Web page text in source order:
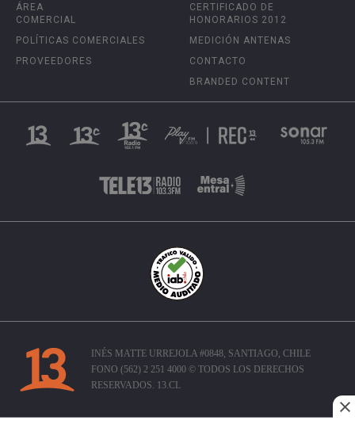
ÁREA
COMERCIAL
POLÍTICAS COMERCIALES
PROVEEDORES
CERTIFICADO DE
HONORARIOS 2012
MEDICIÓN ANTENAS
CONTACTO
BRANDED CONTENT
INÉS MATTE URREJOLA #0848, SANTIAGO, CHILE
FONO (562) 2 251 4000 © TODOS LOS DERECHOS
RESERVADOS. 13.CL